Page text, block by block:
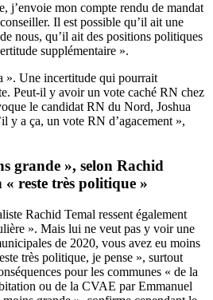
j’envoie mon compte rendu de mandat
Il est possible qu’il ait une
nous, qu’il ait des positions politiques
supplémentaire ».
». Une incertitude qui pourrait
Peut-il y avoir un vote caché RN chez
le candidat RN du Nord, Joshua
y a ça, un vote RN d’agacement »,
grande », selon Rachid
« reste très politique »
Rachid Temal ressent également
». Mais lui ne veut pas y voir une
de 2020, vous avez eu moins
très politique, je pense », surtout
pour les communes « de la
ou de la CVAE par Emmanuel